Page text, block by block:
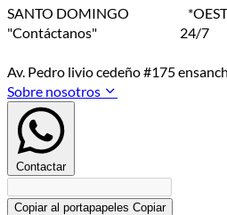
SANTO DOMINGO
Av. Pedro livio cedeño #175
Sobre nosotros
Contactar
Copiar al portapapeles Copiar